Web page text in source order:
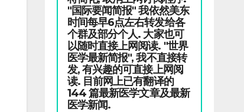
"国际要闻简报" 我依然美东
时间每早6点左右转发给各
个群及部分个人. 大家也可
以随时直接上网阅读. "世界
医学最新简报", 我不直接转
发, 有兴趣的可直接上网阅
读. 目前网上已有翻译的
144 篇最新医学文章及最新
医学新闻.